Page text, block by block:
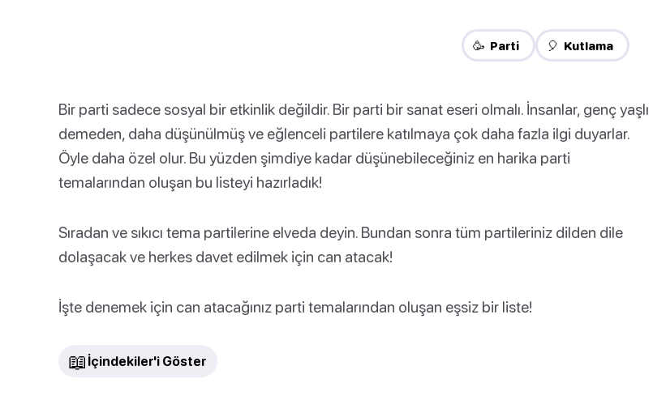
🥳 Parti 🎈 Kutlama
Bir parti sadece sosyal bir etkinlik değildir. Bir parti bir sanat eseri olmalı. İnsanlar, genç yaşlı
demeden, daha düşünülmüş ve eğlenceli partilere katılmaya çok daha fazla ilgi duyarlar.
Öyle daha özel olur. Bu yüzden şimdiye kadar düşünebileceğiniz en harika parti
temalarından oluşan bu listeyi hazırladık!
Sıradan ve sıkıcı tema partilerine elveda deyin. Bundan sonra tüm partileriniz dilden dile
dolaşacak ve herkes davet edilmek için can atacak!
İşte denemek için can atacağınız parti temalarından oluşan eşsiz bir liste!
📖 İçindekiler'i Göster